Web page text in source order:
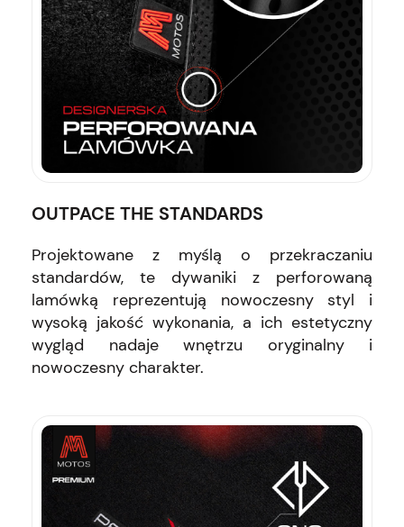
OUTPACE THE STANDARDS
Projektowane z myślą o przekraczaniu
standardów, te dywaniki z perforowaną
lamówką reprezentują nowoczesny styl i
wysoką jakość wykonania, a ich estetyczny
wygląd nadaje wnętrzu oryginalny i
nowoczesny charakter.